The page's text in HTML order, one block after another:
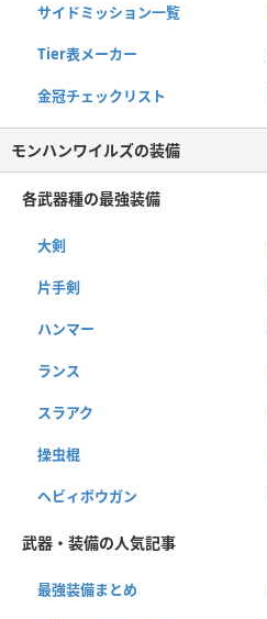
サイドミッション一覧
Tier表メーカー
金冠チェックリスト
モンハンワイルズの装備
各武器種の最強装備
大剣
片手剣
ハンマー
ランス
スラアク
操虫棍
ヘビィボウガン
武器・装備の人気記事
最強装備まとめ